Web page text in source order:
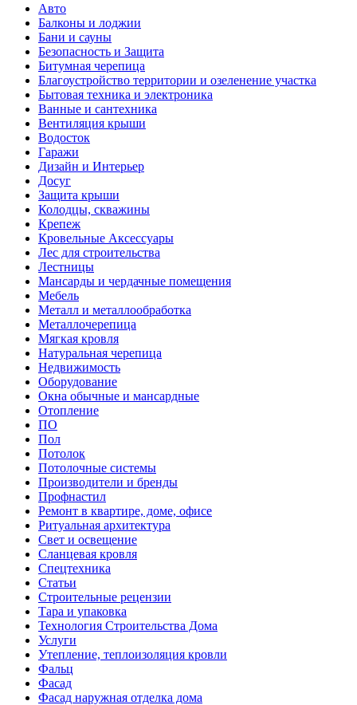
Авто
Балконы и лоджии
Бани и сауны
Безопасность и Защита
Битумная черепица
Благоустройство территории и озеленение участка
Бытовая техника и электроника
Ванные и сантехника
Вентиляция крыши
Водосток
Гаражи
Дизайн и Интерьер
Досуг
Защита крыши
Колодцы, скважины
Крепеж
Кровельные Аксессуары
Лес для строительства
Лестницы
Мансарды и чердачные помещения
Мебель
Металл и металлообработка
Металлочерепица
Мягкая кровля
Натуральная черепица
Недвижимость
Оборудование
Окна обычные и мансардные
Отопление
ПО
Пол
Потолок
Потолочные системы
Производители и бренды
Профнастил
Ремонт в квартире, доме, офисе
Ритуальная архитектура
Свет и освещение
Сланцевая кровля
Спецтехника
Статьи
Строительные рецензии
Тара и упаковка
Технология Строительства Дома
Услуги
Утепление, теплоизоляция кровли
Фальц
Фасад
Фасад наружная отделка дома